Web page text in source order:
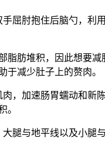
屈肘抱住后脑勺，利
肪堆积，因此想要
减少肚子上的赘肉。
，加速肠胃蠕动和新
。
腿与地平线以及小腿